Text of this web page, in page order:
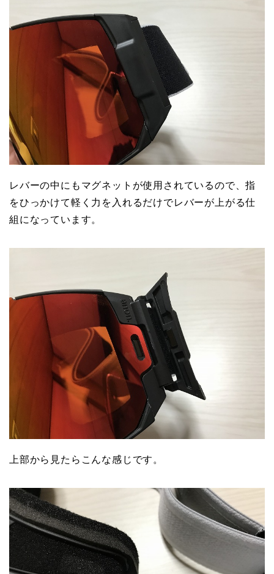
レバーの中にもマグネットが使用されているので、指
をひっかけて軽く力を入れるだけでレバーが上がる仕
組になっています。
上部から見たらこんな感じです。